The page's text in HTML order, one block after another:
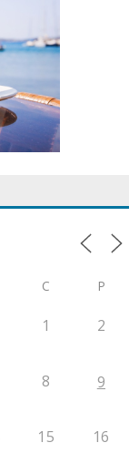
C P
1 2
8 9
15 16